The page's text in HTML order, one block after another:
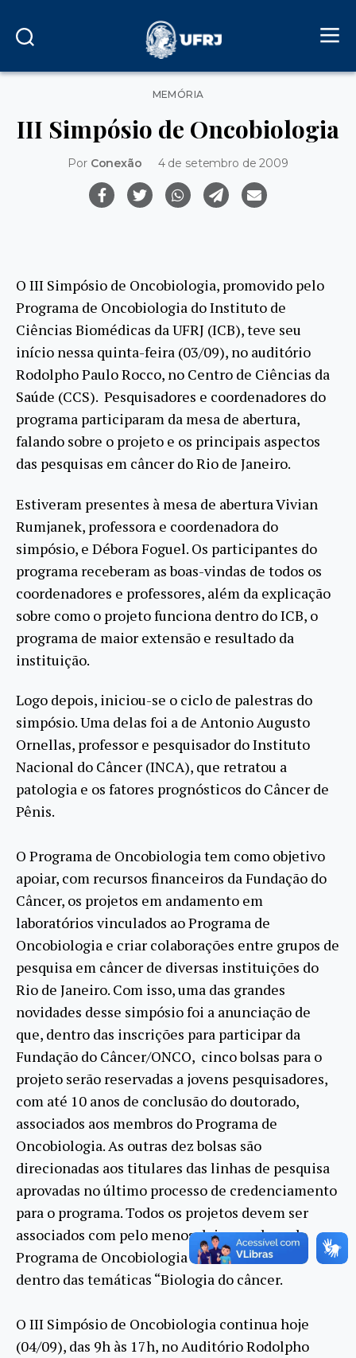
Categorias
MEMÓRIA
III Simpósio de Oncobiologia
Por Conexão 4 de setembro de 2009
O III Simpósio de Oncobiologia, promovido pelo
Programa de Oncobiologia do Instituto de
Ciências Biomédicas da UFRJ (ICB), teve seu
início nessa quinta-feira (03/09), no auditório
Rodolpho Paulo Rocco, no Centro de Ciências da
Saúde (CCS). Pesquisadores e coordenadores do
programa participaram da mesa de abertura,
falando sobre o projeto e os principais aspectos
das pesquisas em câncer do Rio de Janeiro.
Estiveram presentes à mesa de abertura Vivian
Rumjanek, professora e coordenadora do
simpósio, e Débora Foguel. Os participantes do
programa receberam as boas-vindas de todos os
coordenadores e professores, além da explicação
sobre como o projeto funciona dentro do ICB, o
programa de maior extensão e resultado da
instituição.
Logo depois, iniciou-se o ciclo de palestras do
simpósio. Uma delas foi a de Antonio Augusto
Ornellas, professor e pesquisador do Instituto
Nacional do Câncer (INCA), que retratou a
patologia e os fatores prognósticos do Câncer de
Pênis.
O Programa de Oncobiologia tem como objetivo
apoiar, com recursos financeiros da Fundação do
Câncer, os projetos em andamento em
laboratórios vinculados ao Programa de
Oncobiologia e criar colaborações entre grupos de
pesquisa em câncer de diversas instituições do
Rio de Janeiro. Com isso, uma das grandes
novidades desse simpósio foi a anunciação de
que, dentro das inscrições para participar da
Fundação do Câncer/ONCO, cinco bolsas para o
projeto serão reservadas a jovens pesquisadores,
com até 10 anos de conclusão do doutorado,
associados aos membros do Programa de
Oncobiologia. As outras dez bolsas são
direcionadas aos titulares das linhas de pesquisa
aprovadas no último processo de credenciamento
para o programa. Todos os projetos devem ser
associados com pelo menos dois membros do
Programa de Oncobiologia e estar inseridos
dentro das temáticas “Biologia do câncer.
O III Simpósio de Oncobiologia continua hoje
(04/09), das 9h às 17h, no Auditório Rodolpho